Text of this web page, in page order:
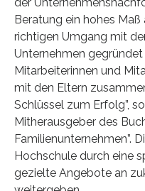
Beratung ein hohes
richtigen Umgang mit
Unternehmen
Mitarbeiterinnen und
mit den Eltern
Schlüssel zum Erfolg”,
Mitherausgeber des
Familienunternehmen”.
Hochschule durch eine
gezielte Angebote an